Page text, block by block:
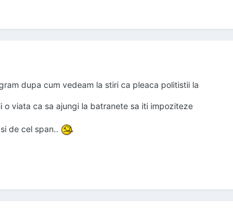
dupa cum vedeam la stiri ca pleaca politistii la
viata ca sa ajungi la batranete sa iti impoziteze
de cel span..